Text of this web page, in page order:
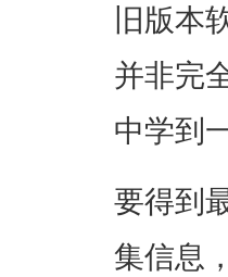
旧版本
并非完
中学到
要得到
集信息